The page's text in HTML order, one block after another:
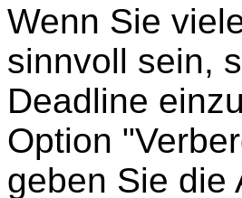
Wenn Sie
sinnvoll sein,
Deadline
Option
geben Sie die